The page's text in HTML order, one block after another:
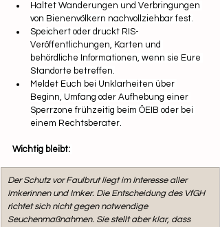
Haltet Wanderungen und Verbringungen
von Bienenvölkern nachvollziehbar fest.
Speichert oder druckt RIS-
Veröffentlichungen, Karten und
behördliche Informationen, wenn sie Eure
Standorte betreffen.
Meldet Euch bei Unklarheiten über
Beginn, Umfang oder Aufhebung einer
Sperrzone frühzeitig beim ÖEIB oder bei
einem Rechtsberater.
Wichtig bleibt:
Der Schutz vor Faulbrut liegt im Interesse aller
Imkerinnen und Imker. Die Entscheidung des VfGH
richtet sich nicht gegen notwendige
Seuchenmaßnahmen. Sie stellt aber klar, dass